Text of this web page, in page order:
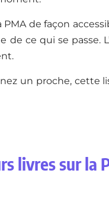
de façon
ce qui se passe.
un proche, cette
livres sur la